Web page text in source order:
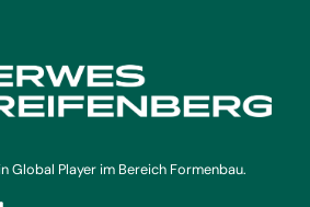
Global Player im Bereich Formenbau.